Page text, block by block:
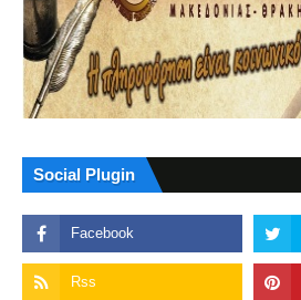
Social Plugin